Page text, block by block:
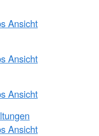
Ansicht
Ansicht
Ansicht
Ansicht